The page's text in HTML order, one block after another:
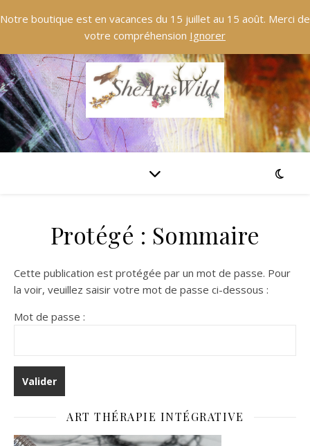
Notre boutique est en vacances du 15 juillet au 15 août. Merci de
votre compréhension Ignorer
Protégé : Sommaire
Cette publication est protégée par un mot de passe. Pour
la voir, veuillez saisir votre mot de passe ci-dessous :
Mot de passe :
ART THÉRAPIE INTÉGRATIVE